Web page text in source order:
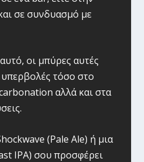
σε συνδυασμό με
οι μπύρες αυτές
τόσο στο
αλλά και στα
(Pale Ale) ή μια
IPA) σου προσφέρει